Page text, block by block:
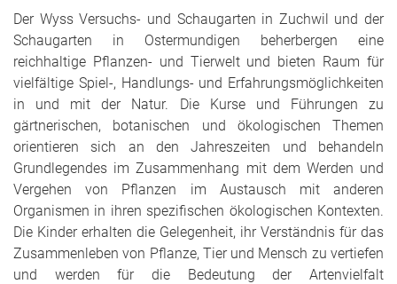
Der Wyss Versuchs- und Schaugarten in Zuchwil und der
Schaugarten in Ostermundigen beherbergen eine
reichhaltige Pflanzen- und Tierwelt und bieten Raum für
vielfältige Spiel-, Handlungs- und Erfahrungsmöglichkeiten
in und mit der Natur. Die Kurse und Führungen zu
gärtnerischen, botanischen und ökologischen Themen
orientieren sich an den Jahreszeiten und behandeln
Grundlegendes im Zusammenhang mit dem Werden und
Vergehen von Pflanzen im Austausch mit anderen
Organismen in ihren spezifischen ökologischen Kontexten.
Die Kinder erhalten die Gelegenheit, ihr Verständnis für das
Zusammenleben von Pflanze, Tier und Mensch zu vertiefen
und werden für die Bedeutung der Artenvielfalt